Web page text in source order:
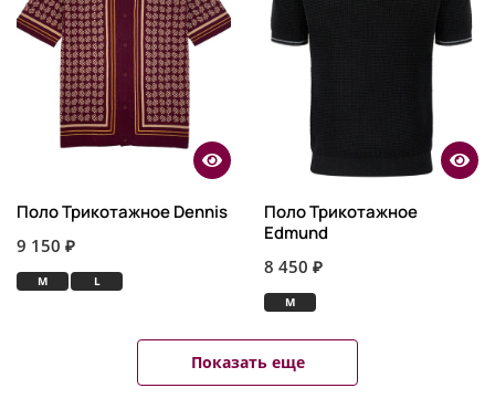
Поло Трикотажное Dennis
9 150 ₽
M L
Поло Трикотажное
Edmund
8 450 ₽
M
Показать еще